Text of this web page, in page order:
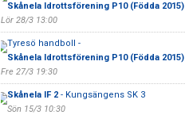
Skånela Idrottsförening P10 (Födda 2015)
Lör 28/3 13:00
Tyresö handboll -
Skånela Idrottsförening P10 (Födda 2015)
Fre 27/3 19:30
Skånela IF 2- Kungsängens SK 3
Sön 15/3 10:30